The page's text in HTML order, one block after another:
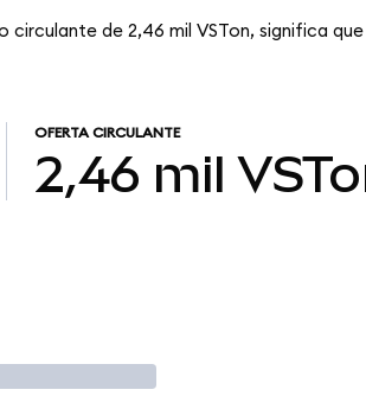
circulante de 2,46 mil VSTon, significa que
OFERTA CIRCULANTE
2,46 mil